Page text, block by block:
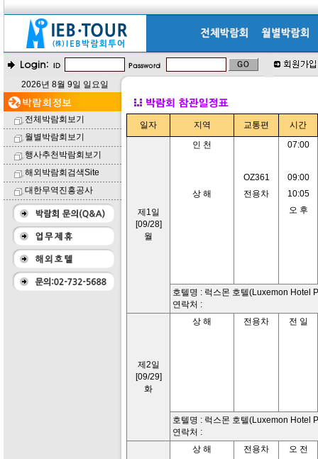
2026년 8월 9일 일요일
전체박람회보기
월별박람회보기
행사추천박람회보기
해외박람회검색Site
대한무역진흥공사
일자 지역 교통편 시간
제1일
[09/28]
월
인 천 07:00
OZ361
09:00
상 해
전용차
10:05
오 후
호텔명 : 럭스몬 호텔(Luxemon Hotel
연락처 :
제2일
[09/29]
화
상 해 전용차 전 일
호텔명 : 럭스몬 호텔(Luxemon Hotel
연락처 :
상 해 전용차 오 전